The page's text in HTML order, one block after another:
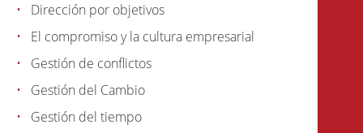
Dirección por objetivos
El compromiso y la cultura empresarial
Gestión de conflictos
Gestión del Cambio
Gestión del tiempo